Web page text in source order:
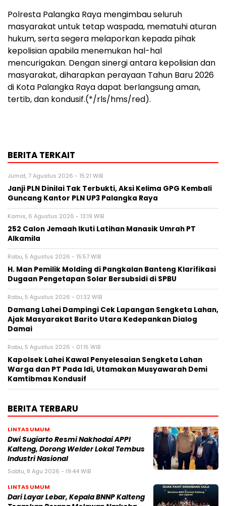
Polresta Palangka Raya mengimbau seluruh
masyarakat untuk tetap waspada, mematuhi aturan
hukum, serta segera melaporkan kepada pihak
kepolisian apabila menemukan hal-hal
mencurigakan. Dengan sinergi antara kepolisian dan
masyarakat, diharapkan perayaan Tahun Baru 2026
di Kota Palangka Raya dapat berlangsung aman,
tertib, dan kondusif.(*/rls/hms/red).
BERITA TERKAIT
Jumat, 7 Agustus 2026 - 15:21 WIB
Janji PLN Dinilai Tak Terbukti, Aksi Kelima GPG Kembali
Guncang Kantor PLN UP3 Palangka Raya
Kamis, 6 Agustus 2026 - 13:19 WIB
252 Calon Jemaah Ikuti Latihan Manasik Umrah PT
Alkamila
Rabu, 5 Agustus 2026 - 15:57 WIB
H. Man Pemilik Molding di Pangkalan Banteng Klarifikasi
Dugaan Pengetapan Solar Bersubsidi di SPBU
Rabu, 5 Agustus 2026 - 01:32 WIB
Damang Lahei Dampingi Cek Lapangan Sengketa Lahan,
Ajak Masyarakat Barito Utara Kedepankan Dialog
Damai
Rabu, 5 Agustus 2026 - 01:15 WIB
Kapolsek Lahei Kawal Penyelesaian Sengketa Lahan
Warga dan PT Pada Idi, Utamakan Musyawarah Demi
Kamtibmas Kondusif
BERITA TERBARU
LINTAS UMUM
Dwi Sugiarto Resmi Nakhodai APPI
Kalteng, Dorong Welder Lokal Tembus
Industri Nasional
Sabtu, 8 Agu 2026 - 19:44 WIB
LINTAS UMUM
Dari Layar Lebar, Kepala BNNP Kalteng